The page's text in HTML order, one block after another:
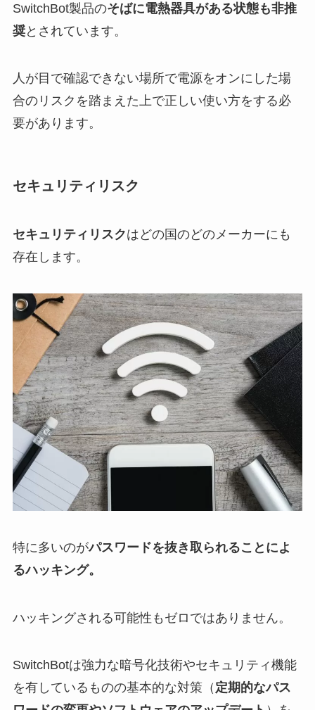
SwitchBot製品のそばに電熱器具がある状態も非推
奨とされています。
人が目で確認できない場所で電源をオンにした場
合のリスクを踏まえた上で正しい使い方をする必
要があります。
セキュリティリスク
セキュリティリスクはどの国のどのメーカーにも
存在します。
特に多いのがパスワードを抜き取られることによ
るハッキング。
ハッキングされる可能性もゼロではありません。
SwitchBotは強力な暗号化技術やセキュリティ機能
を有しているものの基本的な対策（ 定期的なパス